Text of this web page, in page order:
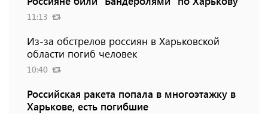
11:13
Из-за обстрелов россиян в Харьковской
области погиб человек
10:40
Российская ракета попала в многоэтажку в
Харькове, есть погибшие